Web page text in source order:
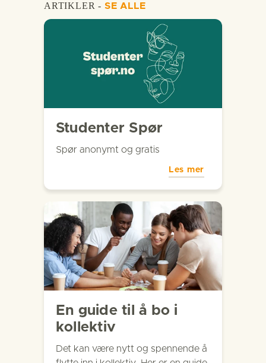
ARTIKLER - SE ALLE
Studenter Spør
Spør anonymt og gratis
Les mer
En guide til å bo i
kollektiv
Det kan være nytt og spennende å